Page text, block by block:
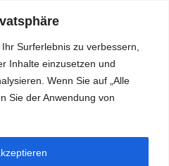
Surferlebnis zu verbessern,
Inhalte einzusetzen und
Wenn Sie auf „Alle
Sie der Anwendung von
UM DAS THEMA RDKS UND